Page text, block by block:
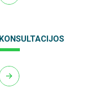
KONSULTACIJOS